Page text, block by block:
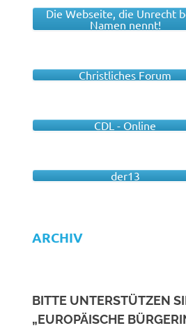
Die Webseite, die Unrecht
Namen nennt!
Christliches Forum
CDL - Online
der13
ARCHIV
BITTE UNTERSTÜTZEN
„EUROPÄISCHE